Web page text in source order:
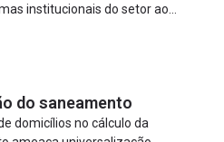
institucionais do setor ao
da iniciativa privada,
do saneamento
domicílios no cálculo da